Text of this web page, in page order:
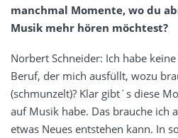
manchmal Momente, wo du
Musik mehr hören möchtest?
Norbert Schneider: Ich habe
Beruf, der mich ausfüllt, wozu
(schmunzelt)? Klar gibt´s diese
auf Musik habe. Das brauche ich
etwas Neues entstehen kann. In